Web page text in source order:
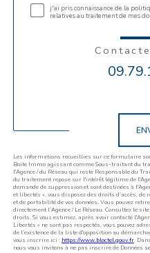
j'ai pris connaissance de la
relatives au traitement de mes
Les informations recueillies sur ce formulaire
Boite Immo agissant comme Sous-traitant du
l'Agence / du Réseau qui reste Responsable du
du traitement repose sur l'intérêt légitime de
demande de suppression et sont destinées à
et libertés », vous disposez des droits d’accès,
et de portabilité de vos données. Vous pouvez
directement l’Agence / Le Réseau. Consultez le site
droits. Si vous estimez, après avoir contacté
Libertés » ne sont pas respectés, vous pouvez
de l’existence de la liste d'opposition au
vous inscrire ici : https://www.bloctel.gouv.fr.
nous vous invitons à ne pas inscrire de Données